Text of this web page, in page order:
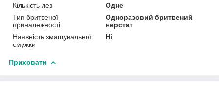
Кількість лез
Одне
Тип бритвеної
приналежності
Одноразовий бритвений
верстат
Наявність змащувальної
смужки
Ні
Приховати